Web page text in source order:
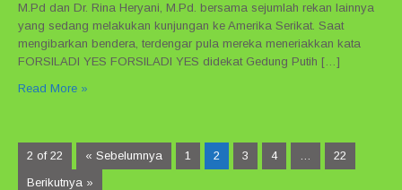
M.Pd dan Dr. Rina Heryani, M.Pd. bersama sejumlah rekan lainnya
yang sedang melakukan kunjungan ke Amerika Serikat. Saat
mengibarkan bendera, terdengar pula mereka meneriakkan kata
FORSILADI YES FORSILADI YES didekat Gedung Putih […]
Read More »
2 of 22 « Sebelumnya 1 2 3 4 …
22
Berikutnya »